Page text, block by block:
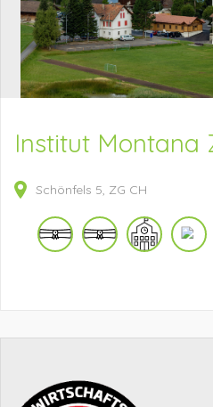
Institut Montana
Schönfels 5 ZG CH